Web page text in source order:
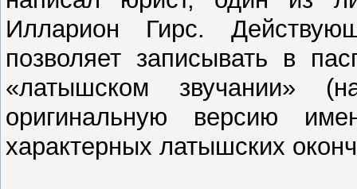
Илларион Гирс.
позволяет записывать в
«латышском звучании»
оригинальную версию
характерных латышских